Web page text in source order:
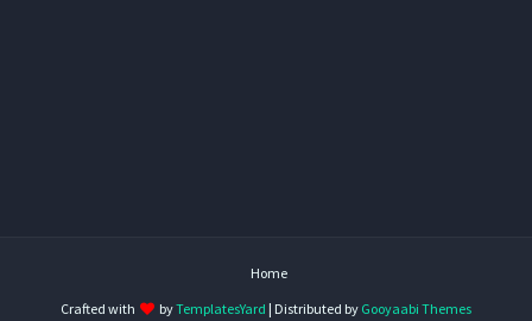
Home
Crafted with
byTemplatesYard | Distributed by Gooyaabi Themes